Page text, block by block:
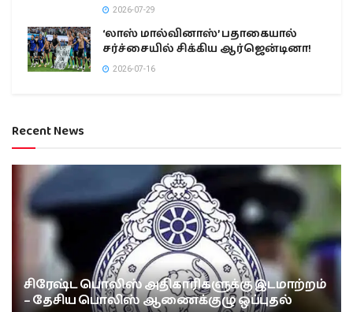
2026-07-29
‘லாஸ் மால்வினாஸ்’ பதாகையால்
சர்ச்சையில் சிக்கிய ஆர்ஜென்டினா!
2026-07-16
Recent News
சிரேஷ்ட பொலிஸ் அதிகாரிகளுக்கு இடமாற்றம்
– தேசிய பொலிஸ் ஆணைக்குழு ஒப்புதல்